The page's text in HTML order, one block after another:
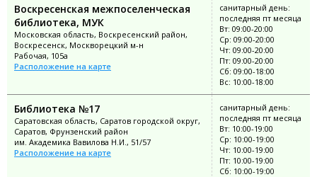
Воскресенская межпоселенческая
библиотека, МУК
Московская область, Воскресенский район,
Воскресенск, Москворецкий м-н
Рабочая, 105а
Расположение на карте
санитарный день:
последняя пт месяца
Вт: 09:00-20:00
Ср: 09:00-20:00
Чт: 09:00-20:00
Пт: 09:00-20:00
Сб: 09:00-18:00
Вс: 10:00-18:00
Библиотека №17
Саратовская область, Саратов городской округ,
Саратов, Фрунзенский район
им. Академика Вавилова Н.И., 51/57
Расположение на карте
санитарный день:
последняя пт месяца
Вт: 10:00-19:00
Ср: 10:00-19:00
Чт: 10:00-19:00
Пт: 10:00-19:00
Сб: 10:00-19:00